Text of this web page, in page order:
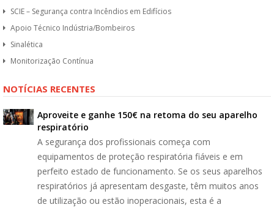
SCIE – Segurança contra Incêndios em Edifícios
Apoio Técnico Indústria/Bombeiros
Sinalética
Monitorização Contínua
NOTÍCIAS RECENTES
Aproveite e ganhe 150€ na retoma do seu aparelho
respiratório
A segurança dos profissionais começa com
equipamentos de proteção respiratória fiáveis e em
perfeito estado de funcionamento. Se os seus aparelhos
respiratórios já apresentam desgaste, têm muitos anos
de utilização ou estão inoperacionais, esta é a